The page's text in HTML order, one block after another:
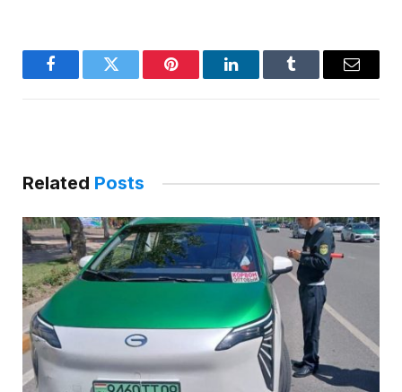
FacebookTwitter Pinterest LinkedInTumblr Email
Related Posts